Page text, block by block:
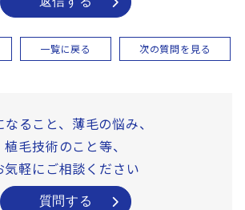
一覧に戻る 次の質問を見る
なること、薄毛の悩み、
植毛技術のこと等、
気軽にご相談ください
質問する